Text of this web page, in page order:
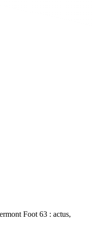
Foot 63 : actus,